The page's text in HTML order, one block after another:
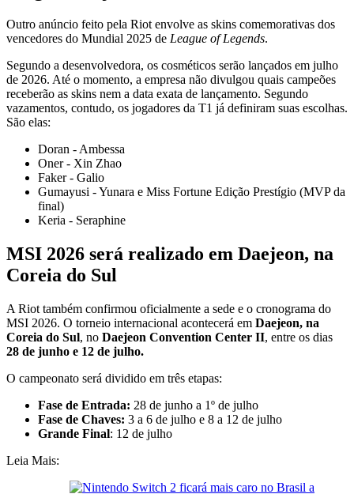
Outro anúncio feito pela Riot envolve as skins comemorativas dos
vencedores do Mundial 2025 de League of Legends.
Segundo a desenvolvedora, os cosméticos serão lançados em julho
de 2026. Até o momento, a empresa não divulgou quais campeões
receberão as skins nem a data exata de lançamento. Segundo
vazamentos, contudo, os jogadores da T1 já definiram suas escolhas.
São elas:
Doran - Ambessa
Oner - Xin Zhao
Faker - Galio
Gumayusi - Yunara e Miss Fortune Edição Prestígio (MVP da
final)
Keria - Seraphine
MSI 2026 será realizado em Daejeon, na
Coreia do Sul
A Riot também confirmou oficialmente a sede e o cronograma do
MSI 2026. O torneio internacional acontecerá em Daejeon, na
Coreia do Sul, no Daejeon Convention Center II, entre os dias
28 de junho e 12 de julho.
O campeonato será dividido em três etapas:
Fase de Entrada: 28 de junho a 1º de julho
Fase de Chaves: 3 a 6 de julho e 8 a 12 de julho
Grande Final: 12 de julho
Leia Mais: